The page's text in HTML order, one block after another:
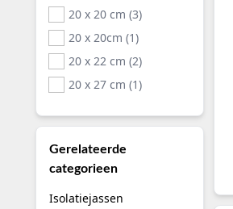
20 x 20 cm (3)
20 x 20cm (1)
20 x 22 cm (2)
20 x 27 cm (1)
Gerelateerde
categorieen
Isolatiejassen